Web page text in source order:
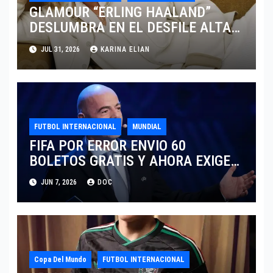
GLAMOUR “ERLING HAALAND”
DESLUMBRA EN EL DESFILE ALTA
SARTORIA DE DOLCE & GABBANA
TRAS EL MUNDIAL 2026
JUL 31, 2026 KARINA ELIAN
FUTBOL INTERNACIONAL MUNDIAL
FIFA POR ERROR ENVIO 60
BOLETOS GRATIS Y AHORA EXIGE
COBRO.
JUN 7, 2026 DOC
Copa Del Mundo FUTBOL INTERNACIONAL